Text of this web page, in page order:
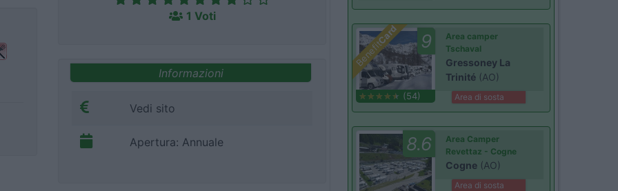
1 Voti
Informazioni
Vedi sito
Apertura: Annuale
Benefit
Card 9
(54)
Area camper
Tschaval
Gressoney La
Trinité (AO)
Area di sosta
8.6
Area Camper
Revettaz - Cogne
Cogne (AO)
Area di sosta